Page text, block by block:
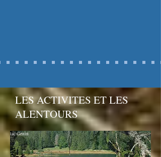
LES ACTIVITES ET LES
ALENTOURS
lac Genin